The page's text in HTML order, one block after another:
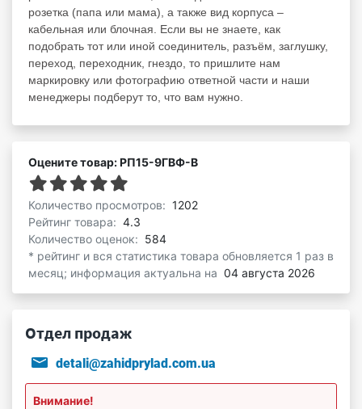
розетка (папа или мама), а также вид корпуса –
кабельная или блочная. Если вы не знаете, как
подобрать тот или иной соединитель, разъём, заглушку,
переход, переходник, гнездо, то пришлите нам
маркировку или фотографию ответной части и наши
менеджеры подберут то, что вам нужно.
Оцените товар: РП15-9ГВФ-В
Количество просмотров: 1202
Рейтинг товара: 4.3
Количество оценок: 584
* рейтинг и вся статистика товара обновляется 1 раз в
месяц; информация актуальна на 04 августа 2026
Отдел продаж
detali@zahidprylad.com.ua
Внимание!